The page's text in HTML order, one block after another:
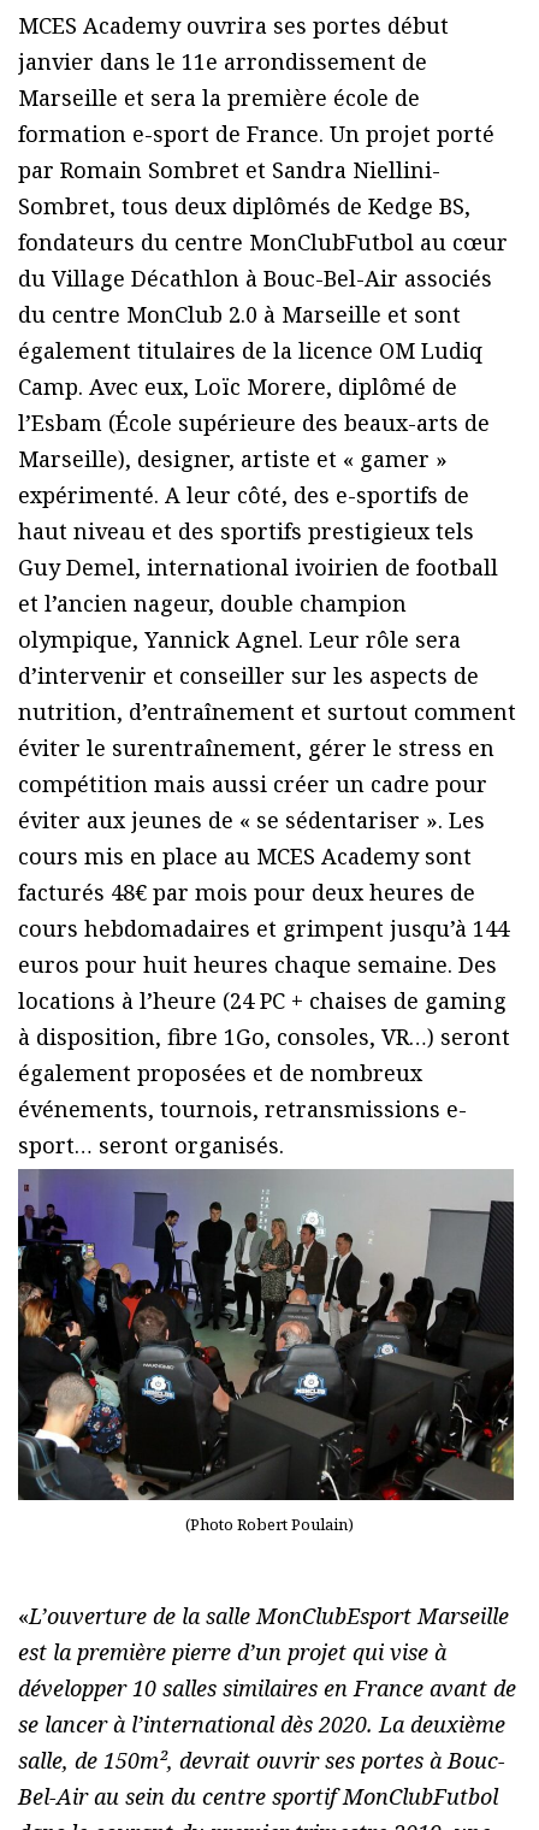
MCES Academy ouvrira ses portes début
janvier dans le 11e arrondissement de
Marseille et sera la première école de
formation e-sport de France. Un projet porté
par Romain Sombret et Sandra Niellini-
Sombret, tous deux diplômés de Kedge BS,
fondateurs du centre MonClubFutbol au cœur
du Village Décathlon à Bouc-Bel-Air associés
du centre MonClub 2.0 à Marseille et sont
également titulaires de la licence OM Ludiq
Camp. Avec eux, Loïc Morere, diplômé de
l’Esbam (École supérieure des beaux-arts de
Marseille), designer, artiste et « gamer »
expérimenté. A leur côté, des e-sportifs de
haut niveau et des sportifs prestigieux tels
Guy Demel, international ivoirien de football
et l’ancien nageur, double champion
olympique, Yannick Agnel. Leur rôle sera
d’intervenir et conseiller sur les aspects de
nutrition, d’entraînement et surtout comment
éviter le surentraînement, gérer le stress en
compétition mais aussi créer un cadre pour
éviter aux jeunes de « se sédentariser ». Les
cours mis en place au MCES Academy sont
facturés 48€ par mois pour deux heures de
cours hebdomadaires et grimpent jusqu’à 144
euros pour huit heures chaque semaine. Des
locations à l’heure (24 PC + chaises de gaming
à disposition, fibre 1Go, consoles, VR…) seront
également proposées et de nombreux
événements, tournois, retransmissions e-
sport… seront organisés.
(Photo Robert Poulain)
«L’ouverture de la salle MonClubEsport Marseille
est la première pierre d’un projet qui vise à
développer 10 salles similaires en France avant de
se lancer à l’international dès 2020. La deuxième
salle, de 150m², devrait ouvrir ses portes à Bouc-
Bel-Air au sein du centre sportif MonClubFutbol